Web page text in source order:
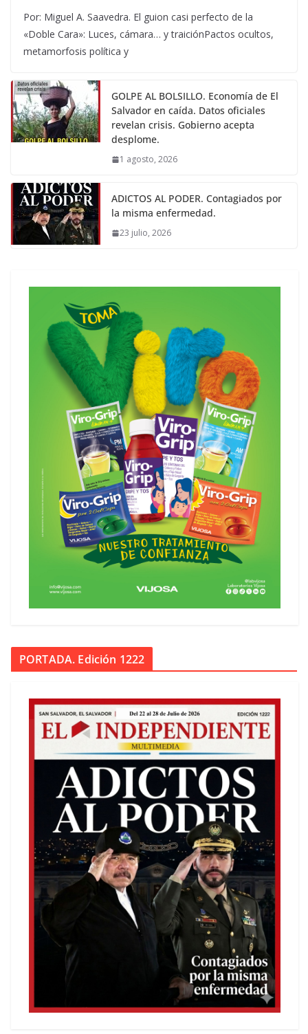
Por: Miguel A. Saavedra. El guion casi perfecto de la
«Doble Cara»: Luces, cámara… y traiciónPactos ocultos,
metamorfosis política y
GOLPE AL BOLSILLO. Economía de El
Salvador en caída. Datos oficiales
revelan crisis. Gobierno acepta
desplome.
1 agosto, 2026
ADICTOS AL PODER. Contagiados por
la misma enfermedad.
23 julio, 2026
PORTADA. Edición 1222